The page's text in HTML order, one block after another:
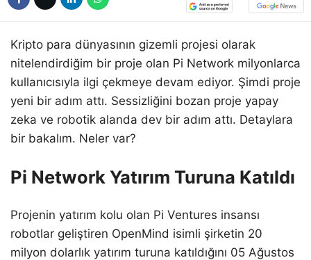
Kripto para dünyasının gizemli projesi olarak
nitelendirdiğim bir proje olan Pi Network milyonlarca
kullanıcısıyla ilgi çekmeye devam ediyor. Şimdi proje
yeni bir adım attı. Sessizliğini bozan proje yapay
zeka ve robotik alanda dev bir adım attı. Detaylara
bir bakalım. Neler var?
Pi Network Yatırım Turuna Katıldı
Projenin yatırım kolu olan Pi Ventures insansı
robotlar geliştiren OpenMind isimli şirketin 20
milyon dolarlık yatırım turuna katıldığını 05 Ağustos